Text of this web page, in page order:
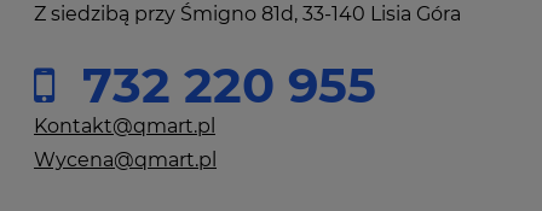
Z siedzibą przy Śmigno 81d, 33-140 Lisia Góra
732 220 955
Kontakt@qmart.pl
Wycena@qmart.pl